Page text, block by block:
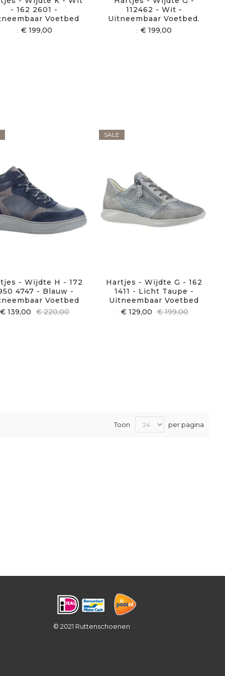
- 162 2601 -
Voetbed
€ 199,00
112462 - Wit -
Uitneembaar Voetbed.
€ 199,00
- Wijdte H - 172
4747 - Blauw -
Voetbed
€ 139,00
€ 220,00
SALE
Hartjes - Wijdte G - 162
1411 - Licht Taupe -
Uitneembaar Voetbed
€ 129,00 € 199,00
Toon per pagina
© 2021 Ruttenschoenen